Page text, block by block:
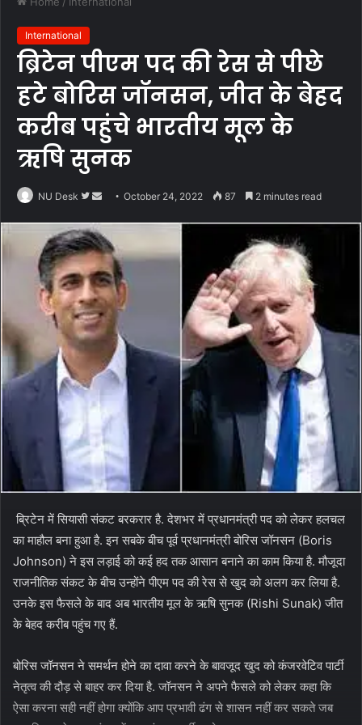
International
ब्रिटेन पीएम पद की रेस से पीछे
हटे बोरिस जॉनसन, जीत के बेहद
करीब पहुंचे भारतीय मूल के
ऋषि सुनक
NU Desk
Follow
Twitter
Send
email
October 24, 2022 87 2 minutes read
ब्रिटेन में सियासी संकट बरकरार है. देशभर में प्रधानमंत्री पद को लेकर हलचल
का माहौल बना हुआ है. इन सबके बीच पूर्व प्रधानमंत्री बोरिस जॉनसन (Boris
Johnson) ने इस लड़ाई को कई हद तक आसान बनाने का काम किया है. मौजूदा
राजनीतिक संकट के बीच उन्होंने पीएम पद की रेस से खुद को अलग कर लिया है.
उनके इस फैसले के बाद अब भारतीय मूल के ऋषि सुनक (Rishi Sunak) जीत
के बेहद करीब पहुंच गए हैं.
बोरिस जॉनसन ने समर्थन होने का दावा करने के बावजूद खुद को कंजरवेटिव पार्टी
नेतृत्व की दौड़ से बाहर कर दिया है. जॉनसन ने अपने फैसले को लेकर कहा कि
ऐसा करना सही नहीं होगा क्योंकि आप प्रभावी ढंग से शासन नहीं कर सकते जब